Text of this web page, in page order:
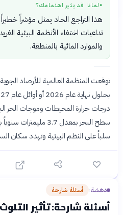
لماذا قد يثير اهتمامك؟
هذا التراجع الحاد يمثل مؤشراً خطيراً على
تداعيات اختفاء الأنظمة البيئية الفريدة
والموارد المائية بالمنطقة.
المنظمة العالمية للأرصاد الجوية
بحلول
حرارة المحيطات وموجات الحر البحرية
على النظم البيئية وتهدد سكان
› أسئلة شارحة
شارحة: تأثير التلوث